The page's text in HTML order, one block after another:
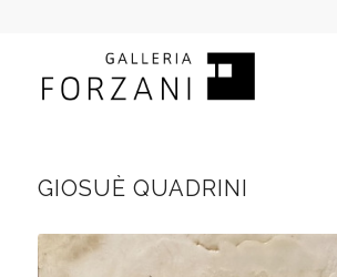
GIOSUÈ QUADRINI